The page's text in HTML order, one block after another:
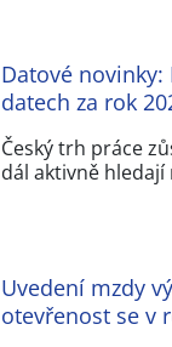
Datové novinky:
datech za rok
Český trh práce
dál aktivně
Uvedení mzdy
otevřenost se v